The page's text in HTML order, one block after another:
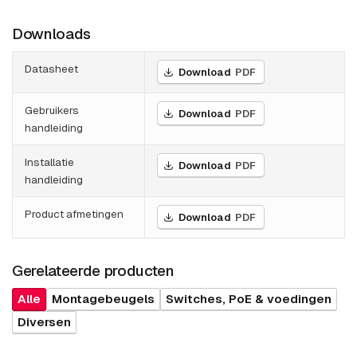
Downloads
Datasheet Download PDF
Gebruikers
handleiding
Download PDF
Installatie
handleiding
Download PDF
Product afmetingen Download PDF
Gerelateerde producten
Alle Montagebeugels
Switches, PoE & voedingen
Diversen